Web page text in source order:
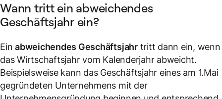
Wann tritt ein abweichendes
Geschäftsjahr ein?
Einabweichendes Geschäftsjahrtritt dann ein, wenn
das Wirtschaftsjahr vom Kalenderjahr abweicht.
Beispielsweise kann das Geschäftsjahr eines am 1.Mai
gegründeten Unternehmens mit der